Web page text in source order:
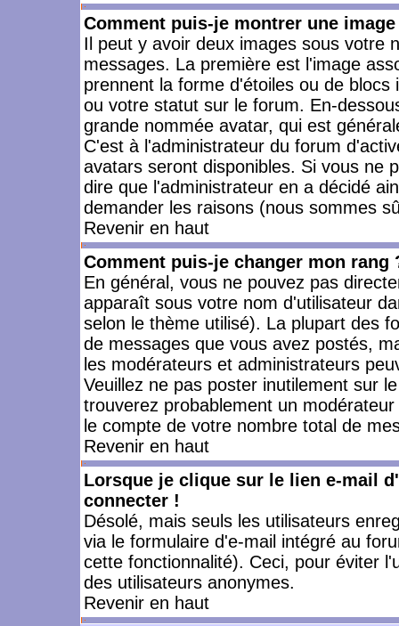
Comment puis-je montrer une
Il peut y avoir deux images sous votre
messages. La première est l'image
prennent la forme d'étoiles ou de
ou votre statut sur le forum. En-
grande nommée avatar, qui est
C'est à l'administrateur du forum
avatars seront disponibles. Si vous ne
dire que l'administrateur en a décidé
demander les raisons (nous sommes
Revenir en haut
Comment puis-je changer mon rang
En général, vous ne pouvez pas
apparaît sous votre nom d'utilisateur
selon le thème utilisé). La plupart des
de messages que vous avez postés,
les modérateurs et administrateurs
Veuillez ne pas poster inutilement sur
trouverez probablement un
le compte de votre nombre total de
Revenir en haut
Lorsque je clique sur le lien e-mail
connecter !
Désolé, mais seuls les utilisateurs
via le formulaire d'e-mail intégré au
cette fonctionnalité). Ceci, pour éviter
des utilisateurs anonymes.
Revenir en haut